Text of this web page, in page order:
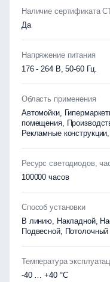
Наличие сертификата
Да
Напряжение питания
176 - 264 В, 50-60 Гц.
Область применения
Автомойки,
помещения,
Рекламные
Ресурс светодиодов,
100000 часов
Способ установки
В линию, Накладной,
Подвесной, Потолочный
Температура
-40 … +40 °C